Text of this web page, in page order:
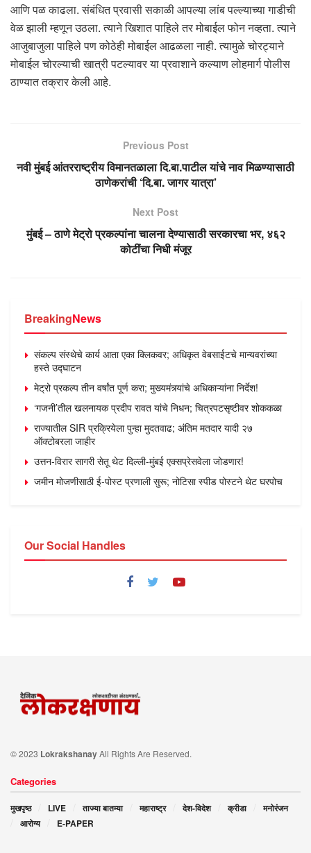
आणि पळ काढला. संबंधित प्रवासी सकाळी आपल्या लांब पल्ल्याच्या गाडीची
वेळ झाली म्हणून उठला. त्याने खिशात पाहिले तर मोबाईल फोन नव्हता. त्याने
आजुबाजुला पाहिले पण कोठेही मोबाईल आढळला नाही. त्यामुळे चोरट्याने
मोबाईल चोरल्याची खात्री पटल्यावर या प्रवाशाने कल्याण लोहमार्ग पोलीस
ठाण्यात तक्रार केली आहे.
Previous Post
नवी मुंबई आंतरराष्ट्रीय विमानतळाला दि.बा.पाटील यांचे नाव मिळण्यासाठी
ठाणेकरांची ‘दि.बा. जागर यात्रा’
Next Post
मुंबई – ठाणे मेट्रो प्रकल्पांना चालना देण्यासाठी सरकारचा भर, ४६२
कोटींचा निधी मंजूर
BreakingNews
संकल्प संस्थेचे कार्य आता एका क्लिकवर; अधिकृत वेबसाईटचे मान्यवरांच्या
हस्ते उद्घाटन
मेट्रो प्रकल्प तीन वर्षांत पूर्ण करा; मुख्यमंत्र्यांचे अधिकाऱ्यांना निर्देश!
‘गजनी’तील खलनायक प्रदीप रावत यांचे निधन; चित्रपटसृष्टीवर शोककळा
राज्यातील SIR प्रक्रियेला पुन्हा मुदतवाढ; अंतिम मतदार यादी २७
ऑक्टोबरला जाहीर
उत्तन-विरार सागरी सेतू थेट दिल्ली-मुंबई एक्सप्रेसवेला जोडणार!
जमीन मोजणीसाठी ई-पोस्ट प्रणाली सुरू; नोटिसा स्पीड पोस्टने थेट घरपोच
Our Social Handles
© 2023 LokrakshanayAll Rights Are Reserved.
Categories
मुखपृष्ठ LIVE ताज्या बातम्या महाराष्ट्र देश-विदेश क्रीडा
मनोरंजन
आरोग्य
E-PAPER